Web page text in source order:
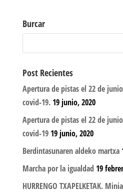
Burcar
Post Recientes
Apertura de pistas el 22 de
covid-19. 19 junio, 2020
Apertura de pistas el 22 de
covid-19 19 junio, 2020
Berdintasunaren aldeko martxa
Marcha por la igualdad 19
HURRENGO TXAPELKETAK.